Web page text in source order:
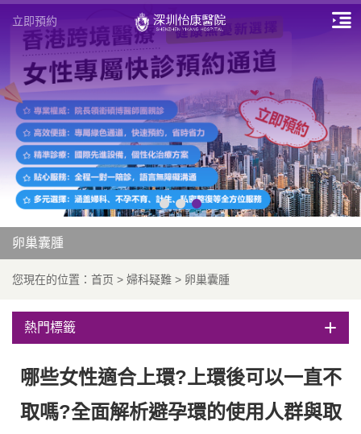
立即預約
卵巢囊腫
您現在的位置： 首页 > 婦科疑難 > 卵巢囊腫
熱門標籤
哪些女性適合上環?上環後可以一直不
取嗎?全面解析避孕環的使用人群與取